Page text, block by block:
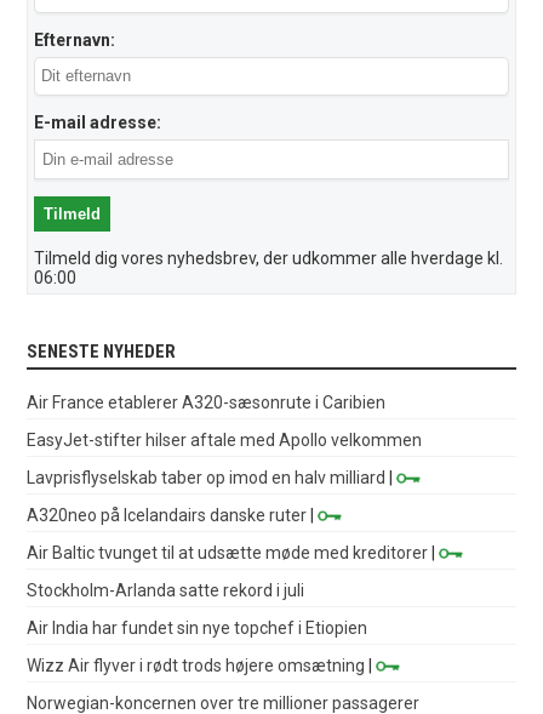
Efternavn:
E-mail adresse:
Tilmeld dig vores nyhedsbrev, der udkommer alle hverdage kl.
06:00
SENESTE NYHEDER
Air France etablerer A320-sæsonrute i Caribien
EasyJet-stifter hilser aftale med Apollo velkommen
Lavprisflyselskab taber op imod en halv milliard
|
A320neo på Icelandairs danske ruter |
Air Baltic tvunget til at udsætte møde med kreditorer |
Stockholm-Arlanda satte rekord i juli
Air India har fundet sin nye topchef i Etiopien
Wizz Air flyver i rødt trods højere omsætning |
Norwegian-koncernen over tre millioner passagerer